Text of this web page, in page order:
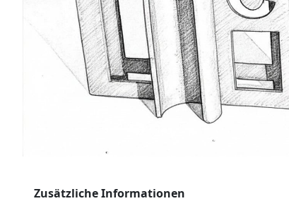
Zusätzliche Informationen